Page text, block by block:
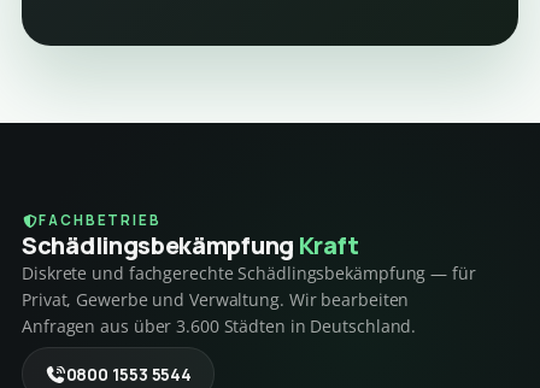
FACHBETRIEB
Schädlings­bekämpfung Kraft
Diskrete und fachgerechte Schädlingsbekämpfung — für
Privat, Gewerbe und Verwaltung. Wir bearbeiten
Anfragen aus über 3.600 Städten in Deutschland.
0800 1553 5544